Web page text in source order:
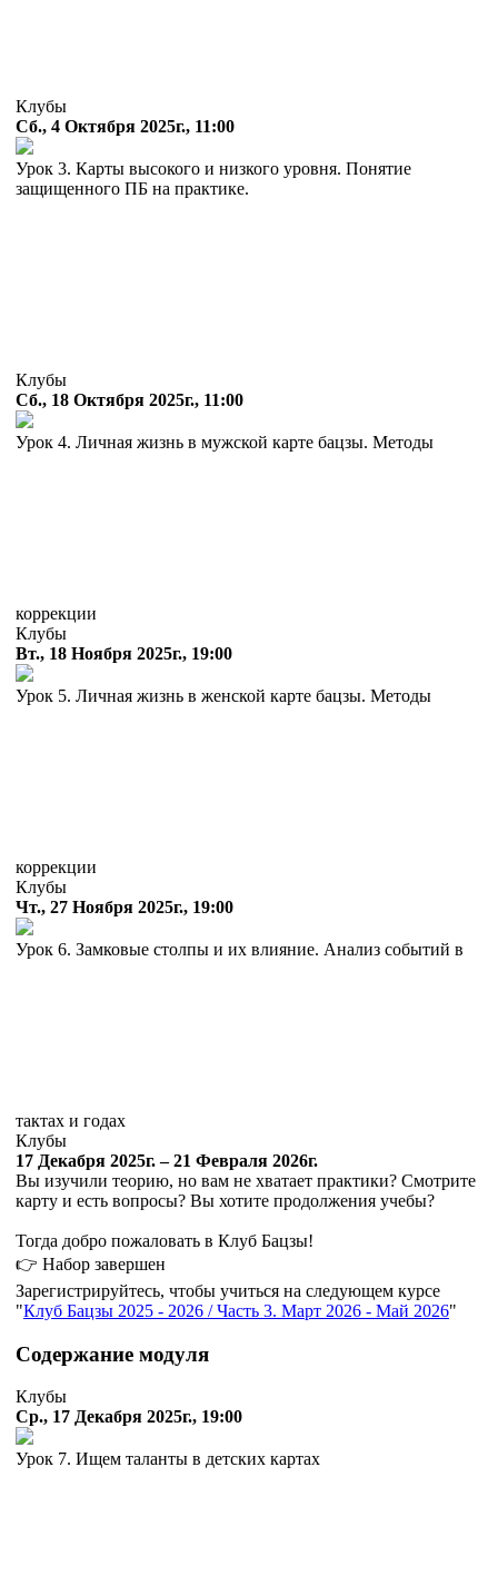
Клубы
Сб., 4 Октября 2025г., 11:00
Урок 3. Карты высокого и низкого уровня. Понятие
защищенного ПБ на практике.
Клубы
Сб., 18 Октября 2025г., 11:00
Урок 4. Личная жизнь в мужской карте бацзы. Методы
коррекции
Клубы
Вт., 18 Ноября 2025г., 19:00
Урок 5. Личная жизнь в женской карте бацзы. Методы
коррекции
Клубы
Чт., 27 Ноября 2025г., 19:00
Урок 6. Замковые столпы и их влияние. Анализ событий в
тактах и годах
Клубы
17 Декабря 2025г. – 21 Февраля 2026г.
Вы изучили теорию, но вам не хватает практики? Смотрите
карту и есть вопросы? Вы хотите продолжения учебы?
Тогда добро пожаловать в Клуб Бацзы!
👉 Набор завершен
Зарегистрируйтесь, чтобы учиться на следующем курсе
Клуб Бацзы 2025 - 2026 / Часть 3. Март 2026 - Май 2026
Содержание модуля
Клубы
Ср., 17 Декабря 2025г., 19:00
Урок 7. Ищем таланты в детских картах